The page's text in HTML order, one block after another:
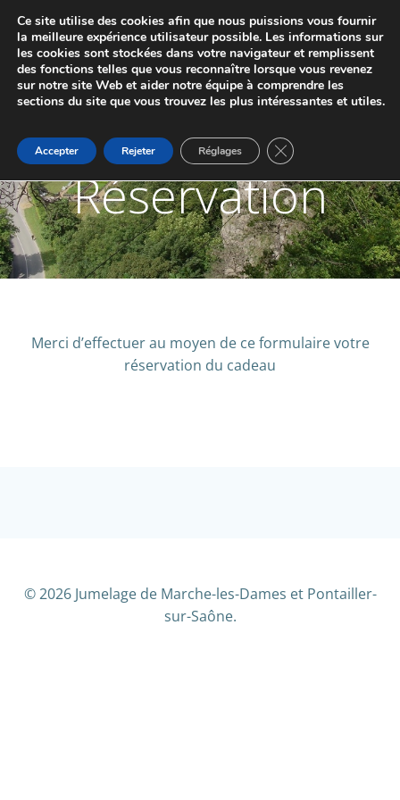
au
contenu
JUMELAGE DE MARCHE-LES-DAMES ET
PONTAILLER-SUR-SAÔNE
Réservation
Merci d’effectuer au moyen de ce formulaire votre
réservation du cadeau
© 2026 Jumelage de Marche-les-Dames et Pontailler-
sur-Saône.
Ce site utilise des cookies afin que nous puissions vous fournir
la meilleure expérience utilisateur possible. Les informations sur
les cookies sont stockées dans votre navigateur et remplissent
des fonctions telles que vous reconnaître lorsque vous revenez
sur notre site Web et aider notre équipe à comprendre les
sections du site que vous trouvez les plus intéressantes et utiles.
Accepter Rejeter Réglages Fermer la bannière